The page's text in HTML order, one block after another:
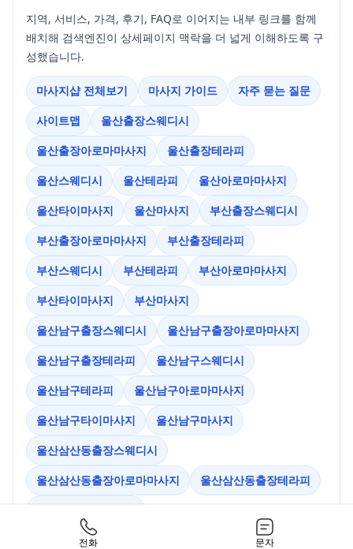
전화 문자
지역, 서비스, 가격, 후기, FAQ로 이어지는 내부 링크를 함께
배치해 검색엔진이 상세페이지 맥락을 더 넓게 이해하도록 구
성했습니다.
마사지샵 전체보기 마사지 가이드
자주 묻는 질문
사이트맵
울산출장스웨디시
울산출장아로마마사지
울산출장테라피
울산스웨디시
울산테라피
울산아로마마사지
울산타이마사지
울산마사지
부산출장스웨디시
부산출장아로마마사지
부산출장테라피
부산스웨디시
부산테라피
부산아로마마사지
부산타이마사지
부산마사지
울산남구출장스웨디시
울산남구출장아로마마사지
울산남구출장테라피
울산남구스웨디시
울산남구테라피
울산남구아로마마사지
울산남구타이마사지
울산남구마사지
울산삼산동출장스웨디시
울산삼산동출장아로마마사지
울산삼산동출장테라피